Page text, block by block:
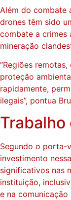
Além do combate
drones têm sido
combate a crimes
mineração
“Regiões
proteção
rapidamente,
ilegais”, pontua
Segundo o porta-
investimento
significativos nas
instituição,
e na